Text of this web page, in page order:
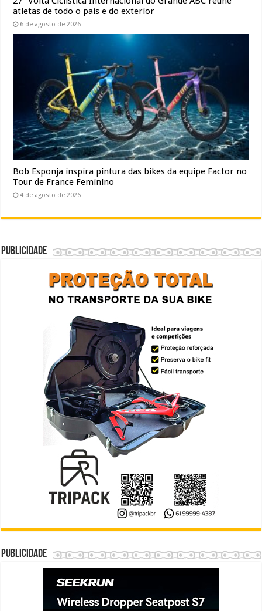
atletas de todo o país e do exterior
6 de agosto de 2026
Bob Esponja inspira pintura das bikes da equipe Factor no
Tour de France Feminino
4 de agosto de 2026
Publicidade
Publicidade